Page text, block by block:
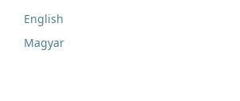
English
Magyar